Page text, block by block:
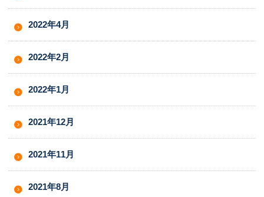
2022年4月
2022年2月
2022年1月
2021年12月
2021年11月
2021年8月